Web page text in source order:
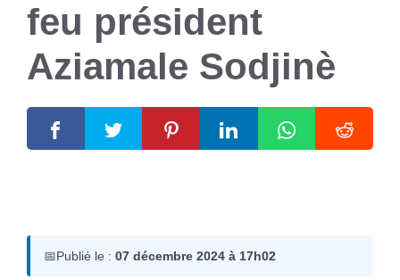
feu président
Aziamale Sodjinè
📅Publié le : 07 décembre 2024 à 17h02